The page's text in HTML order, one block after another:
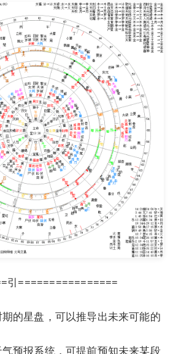
引================
的星盘，可以推导出未来可能的
预报系统，可提前预知未来某段